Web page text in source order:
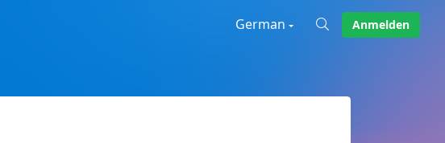
German Anmelden